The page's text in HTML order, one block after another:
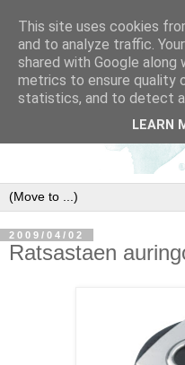
2009/04/02
Ratsastaen
This site uses cookies
and to analyze traffic.
shared with Google
metrics to ensure quality
statistics, and to detect
LEARN